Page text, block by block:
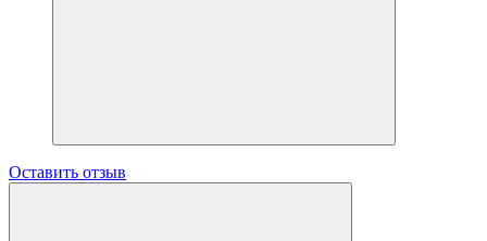
Оставить отзыв